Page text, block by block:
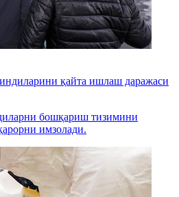
қайта ишлаш даражаси
бошқариш тизимини
имзолади.